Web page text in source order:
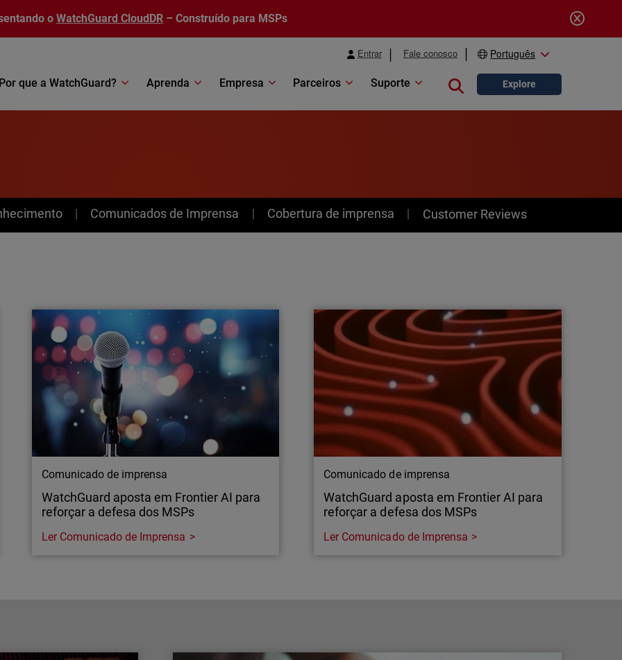
o WatchGuard CloudDR – Construído para MSPs
Entrar Fale conosco Português
Por que a WatchGuard? Aprenda Empresa Parceiros Suporte Close search
Explore
Comunicados de Imprensa Cobertura de imprensa Customer Reviews
Comunicado de imprensa
WatchGuard aposta em Frontier AI para
reforçar a defesa dos MSPs
cibersegurança unificada para fornecedores
Ler Comunicado de Imprensa
Comunicado de imprensa
WatchGuard aposta em Frontier AI para
reforçar a defesa dos MSPs
WatchGuard® Technologies, líder global em
Ler Comunicado de Imprensa